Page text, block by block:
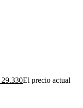
29.330El precio actual